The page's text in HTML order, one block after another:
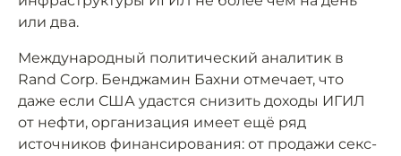
или два.
Международный политический аналитик в
Rand Corp. Бенджамин Бахни отмечает, что
даже если США удастся снизить доходы ИГИЛ
от нефти, организация имеет ещё ряд
источников финансирования: от продажи секс-